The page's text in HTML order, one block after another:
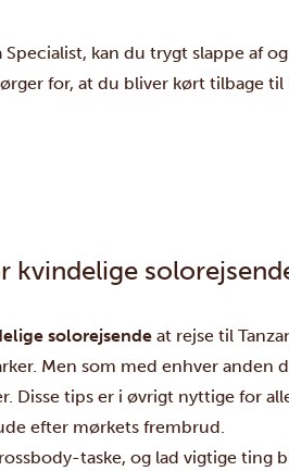
Specialist, kan du trygt slappe af
for, at du bliver kørt tilbage
kvindelige
solorejsende at rejse til
Men som med enhver
Disse tips er i øvrigt nyttige for
efter mørkets frembrud.
taske, og lad vigtige ting